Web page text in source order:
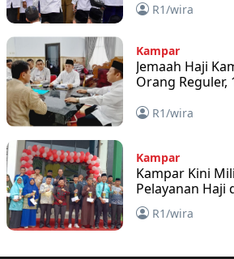
R1/wira
Kampar
Jemaah Haji
Orang Reguler,
R1/wira
Kampar
Kampar Kini
Pelayanan Haji
akan Meningkat
R1/wira